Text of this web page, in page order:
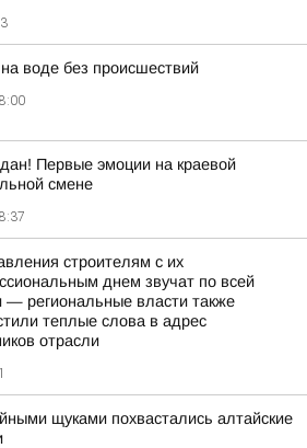
воде без происшествий
Первые эмоции на краевой
смене
строителям с их
днем звучат по всей
— региональные власти также
теплые слова в адрес
отрасли
щуками похвастались алтайские